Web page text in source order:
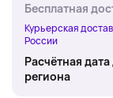
Бесплатная
Курьерская
России
Расчётная
региона